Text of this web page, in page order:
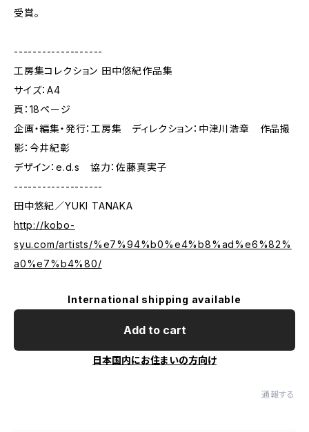
受賞。
-------------------
工房集コレクション 田中悠紀作品集
サイズ：A4
頁：18ページ
企画・編集・発行：工房集 ディレクション：中津川浩章 作品撮
影：今井紀彰
デザイン：e.d.s 協力：佐藤真実子
-------------------
田中悠紀／YUKI TANAKA
http://kobo-
syu.com/artists/%e7%94%b0%e4%b8%ad%e6%82%
a0%e7%b4%80/
International shipping available
Add to cart
日本国内にお住まいの方向け
通報する